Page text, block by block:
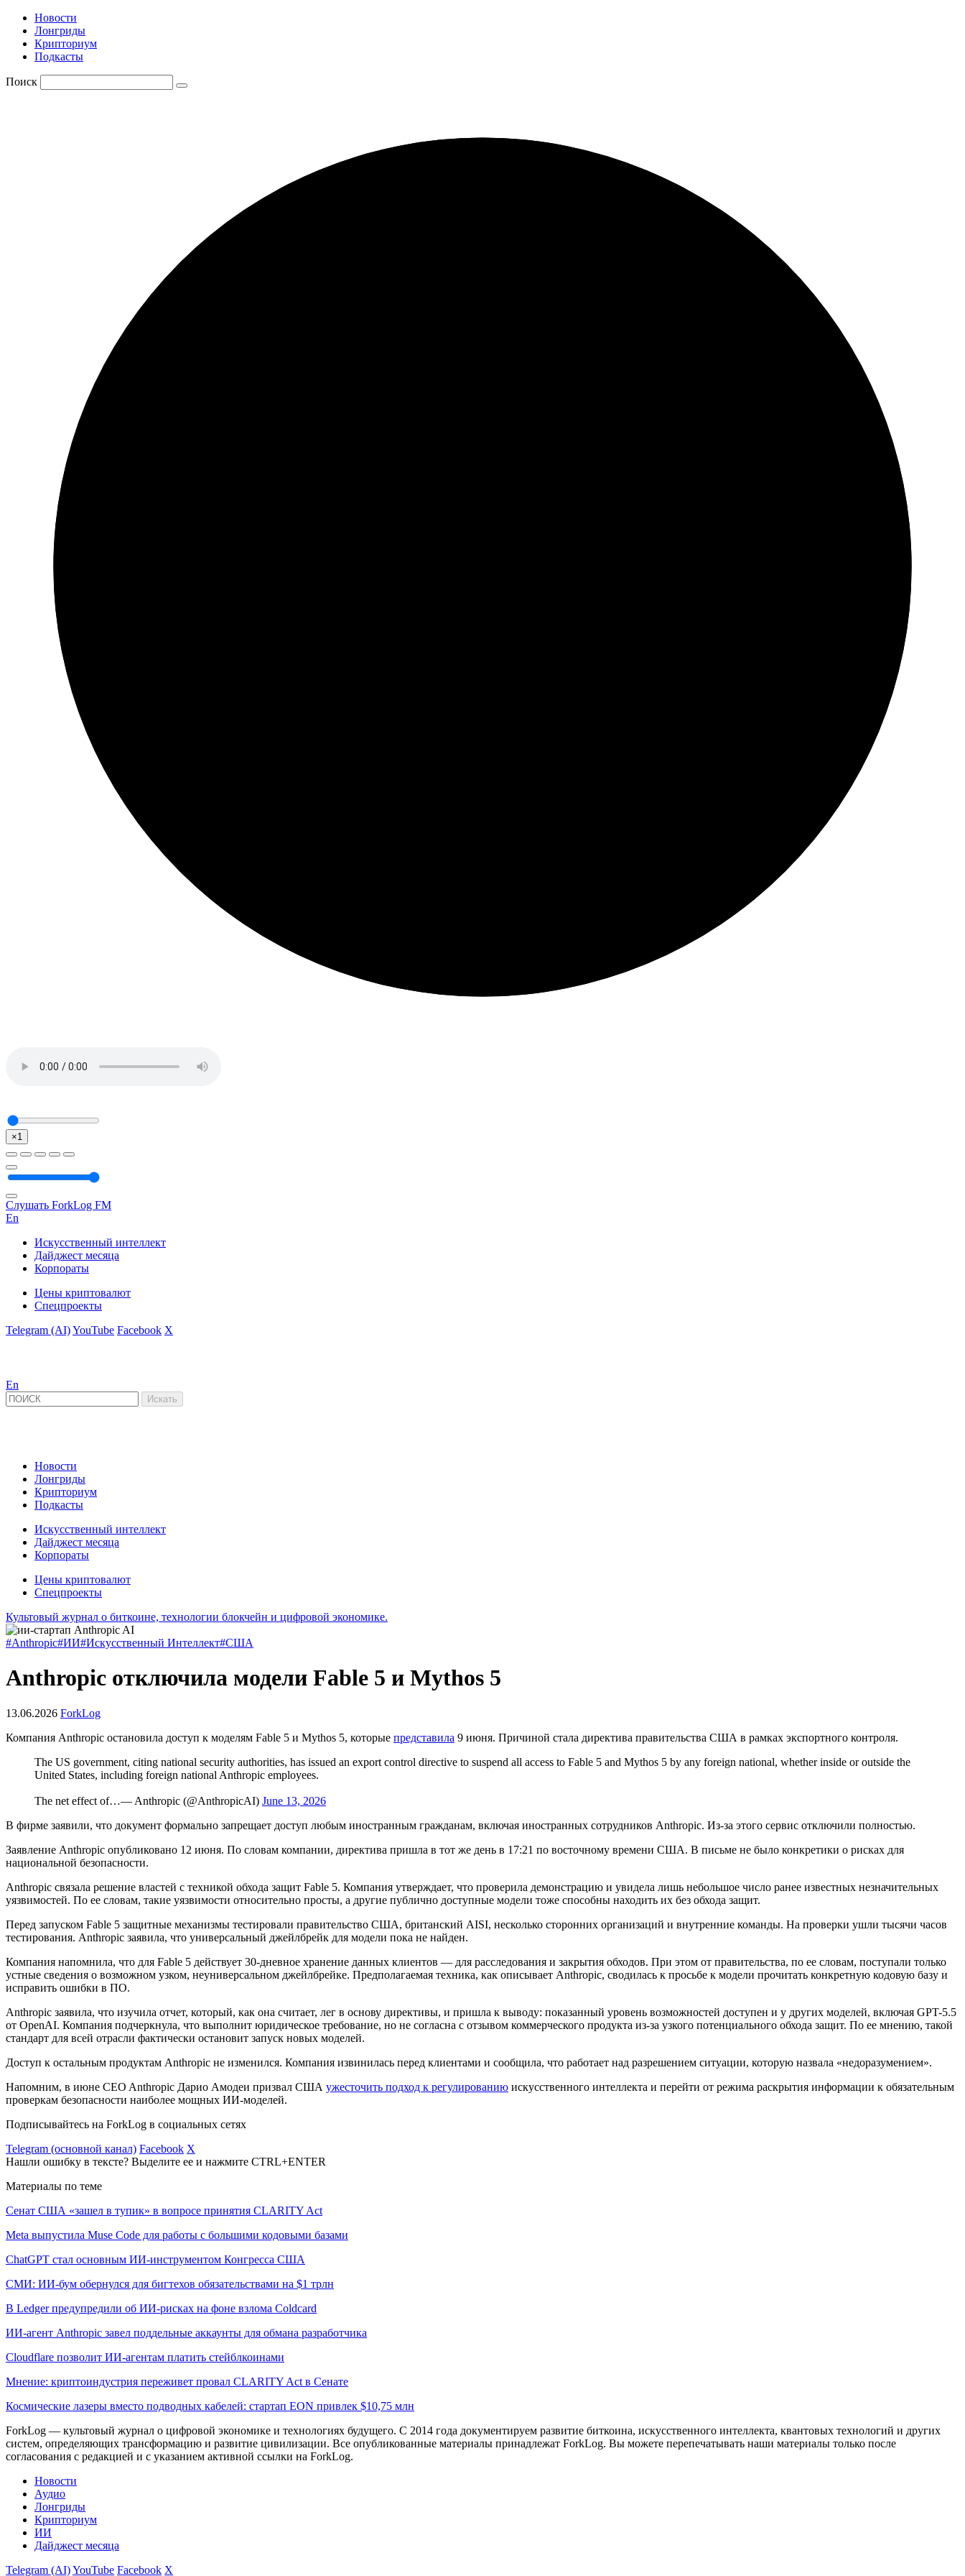
Новости
Лонгриды
Крипториум
Подкасты
Поиск
×1
Слушать ForkLog FM
En
Искусственный интеллект
Дайджест месяца
Корпораты
Цены криптовалют
Спецпроекты
Telegram (AI)YouTube Facebook X
En
Новости
Лонгриды
Крипториум
Подкасты
Искусственный интеллект
Дайджест месяца
Корпораты
Цены криптовалют
Спецпроекты
Культовый журнал о биткоине, технологии блокчейн и цифровой экономике.
#Anthropic#ИИ#Искусственный Интеллект#США
Anthropic отключила модели Fable 5 и Mythos 5
13.06.2026 ForkLog
Компания Anthropic остановила доступ к моделям Fable 5 и Mythos 5, которые представила 9 июня. Причиной стала директива правительства США в рамках экспортного контроля.
The US government, citing national security authorities, has issued an export control directive to suspend all access to Fable 5 and Mythos 5 by any foreign national, whether inside or outside the
United States, including foreign national Anthropic employees.
The net effect of…— Anthropic (@AnthropicAI) June 13, 2026
В фирме заявили, что документ формально запрещает доступ любым иностранным гражданам, включая иностранных сотрудников Anthropic. Из-за этого сервис отключили полностью.
Заявление Anthropic опубликовано 12 июня. По словам компании, директива пришла в тот же день в 17:21 по восточному времени США. В письме не было конкретики о рисках для
национальной безопасности.
Anthropic связала решение властей с техникой обхода защит Fable 5. Компания утверждает, что проверила демонстрацию и увидела лишь небольшое число ранее известных незначительных
уязвимостей. По ее словам, такие уязвимости относительно просты, а другие публично доступные модели тоже способны находить их без обхода защит.
Перед запуском Fable 5 защитные механизмы тестировали правительство США, британский AISI, несколько сторонних организаций и внутренние команды. На проверки ушли тысячи часов
тестирования. Anthropic заявила, что универсальный джейлбрейк для модели пока не найден.
Компания напомнила, что для Fable 5 действует 30-дневное хранение данных клиентов — для расследования и закрытия обходов. При этом от правительства, по ее словам, поступали только
устные сведения о возможном узком, неуниверсальном джейлбрейке. Предполагаемая техника, как описывает Anthropic, сводилась к просьбе к модели прочитать конкретную кодовую базу и
исправить ошибки в ПО.
Anthropic заявила, что изучила отчет, который, как она считает, лег в основу директивы, и пришла к выводу: показанный уровень возможностей доступен и у других моделей, включая GPT-5.5
от OpenAI. Компания подчеркнула, что выполнит юридическое требование, но не согласна с отзывом коммерческого продукта из-за узкого потенциального обхода защит. По ее мнению, такой
стандарт для всей отрасли фактически остановит запуск новых моделей.
Доступ к остальным продуктам Anthropic не изменился. Компания извинилась перед клиентами и сообщила, что работает над разрешением ситуации, которую назвала «недоразумением».
Напомним, в июне CEO Anthropic Дарио Амодеи призвал США ужесточить подход к регулированию искусственного интеллекта и перейти от режима раскрытия информации к обязательным
проверкам безопасности наиболее мощных ИИ-моделей.
Подписывайтесь на ForkLog в социальных сетях
Telegram (основной канал) Facebook X
Нашли ошибку в тексте? Выделите ее и нажмите CTRL+ENTER
Материалы по теме
Сенат США «зашел в тупик» в вопросе принятия CLARITY Act
Meta выпустила Muse Code для работы с большими кодовыми базами
ChatGPT стал основным ИИ-инструментом Конгресса США
СМИ: ИИ-бум обернулся для бигтехов обязательствами на $1 трлн
В Ledger предупредили об ИИ-рисках на фоне взлома Coldcard
ИИ-агент Anthropic завел поддельные аккаунты для обмана разработчика
Cloudflare позволит ИИ-агентам платить стейблкоинами
Мнение: криптоиндустрия переживет провал CLARITY Act в Сенате
Космические лазеры вместо подводных кабелей: стартап EON привлек $10,75 млн
ForkLog — культовый журнал о цифровой экономике и технологиях будущего. С 2014 года документируем развитие биткоина, искусственного интеллекта, квантовых технологий и других
систем, определяющих трансформацию и развитие цивилизации. Все опубликованные материалы принадлежат ForkLog. Вы можете перепечатывать наши материалы только после
согласования с редакцией и с указанием активной ссылки на ForkLog.
Новости
Аудио
Лонгриды
Крипториум
ИИ
Дайджест месяца
Telegram (AI)YouTube Facebook X